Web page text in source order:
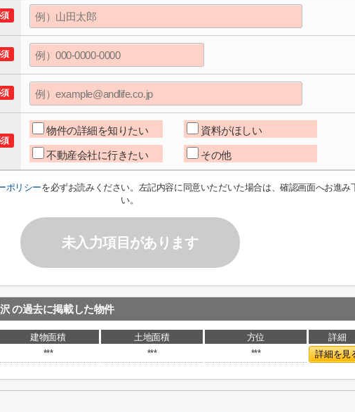
物件の詳細を知りたい 資料がほしい
不動産会社に行きたい その他
ポリシーを必ずお読みください。左記内容に同意いただいた場合は、確認画面へお進み
い。
未入力項目があります
の過去に掲載した物件
建物面積 土地面積 方位
詳細
*** *** *** 詳細を見